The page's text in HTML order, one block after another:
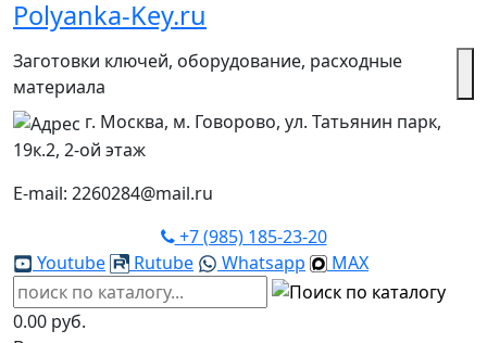
Polyanka-Key.ru
Заготовки ключей, оборудование, расходные
материала
г. Москва, м. Говорово, ул. Татьянин парк,
19к.2, 2-ой этаж
E-mail: 2260284@mail.ru
+7 (985) 185-23-20
Youtube
Rutube Whatsapp MAX
0.00 руб.